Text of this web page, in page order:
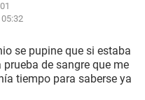
se pupine que si estaba
de sangre que me
tiempo para saberse ya